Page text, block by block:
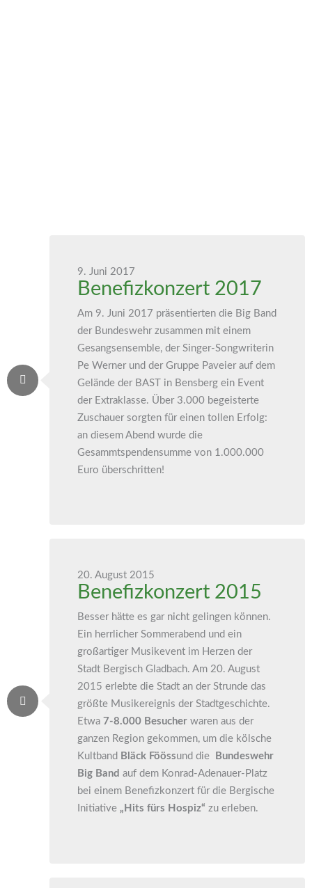
9. Juni 2017
Benefizkonzert 2017
Am 9. Juni 2017 präsentierten die Big Band
der Bundeswehr zusammen mit einem
Gesangsensemble, der Singer-Songwriterin
Pe Werner und der Gruppe Paveier auf dem
Gelände der BAST in Bensberg ein Event
der Extraklasse. Über 3.000 begeisterte
Zuschauer sorgten für einen tollen Erfolg:
an diesem Abend wurde die
Gesammtspendensumme von 1.000.000
Euro überschritten!
20. August 2015
Benefizkonzert 2015
Besser hätte es gar nicht gelingen können.
Ein herrlicher Sommerabend und ein
großartiger Musikevent im Herzen der
Stadt Bergisch Gladbach. Am 20. August
2015 erlebte die Stadt an der Strunde das
größte Musikereignis der Stadtgeschichte.
Etwa 7-8.000 Besucher waren aus der
ganzen Region gekommen, um die kölsche
Kultband Bläck Föössund die
Bundeswehr
Big Band auf dem Konrad-Adenauer-Platz
bei einem Benefizkonzert für die Bergische
Initiative „Hits fürs Hospiz“ zu erleben.